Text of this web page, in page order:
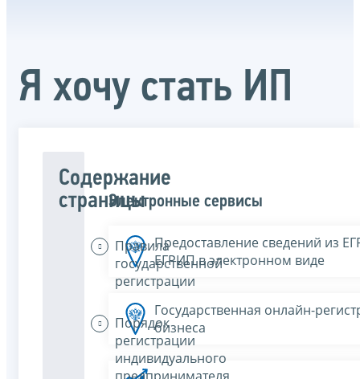
Я хочу стать ИП
Содержание
страницы
Правила
государственной
регистрации
Порядок
регистрации
индивидуального
предпринимателя
Электронные сервисы
Предоставление сведений из
ЕГРИП в электронном виде
Государственная онлайн-
бизнеса